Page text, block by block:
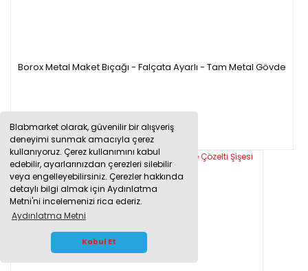
Blabmarket olarak, güvenilir bir alışveriş
deneyimi sunmak amacıyla çerez
kullanıyoruz. Çerez kullanımını kabul
edebilir, ayarlarınızdan çerezleri silebilir
veya engelleyebilirsiniz. Çerezler hakkında
detaylı bilgi almak için Aydınlatma
Metni'ni incelemenizi rica ederiz.
Aydınlatma Metni
Kabul Et
Borox Metal Maket Bıçağı - Falçata Ayarlı - Tam Metal Gövde
85,33 TL
WHATSAPP İLETİŞİM